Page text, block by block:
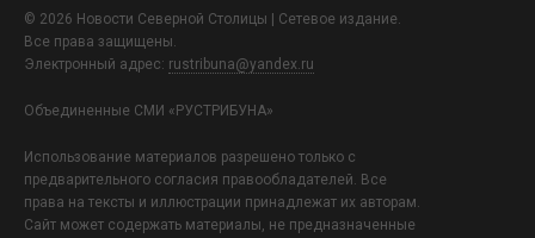
© 2026 Новости Северной Столицы | Сетевое издание.
Все права защищены.
Электронный адрес: rustribuna@yandex.ru
Объединенные СМИ «РУСТРИБУНА»
Использование материалов разрешено только с
предварительного согласия правообладателей. Все
права на тексты и иллюстрации принадлежат их авторам.
Сайт может содержать материалы, не предназначенные